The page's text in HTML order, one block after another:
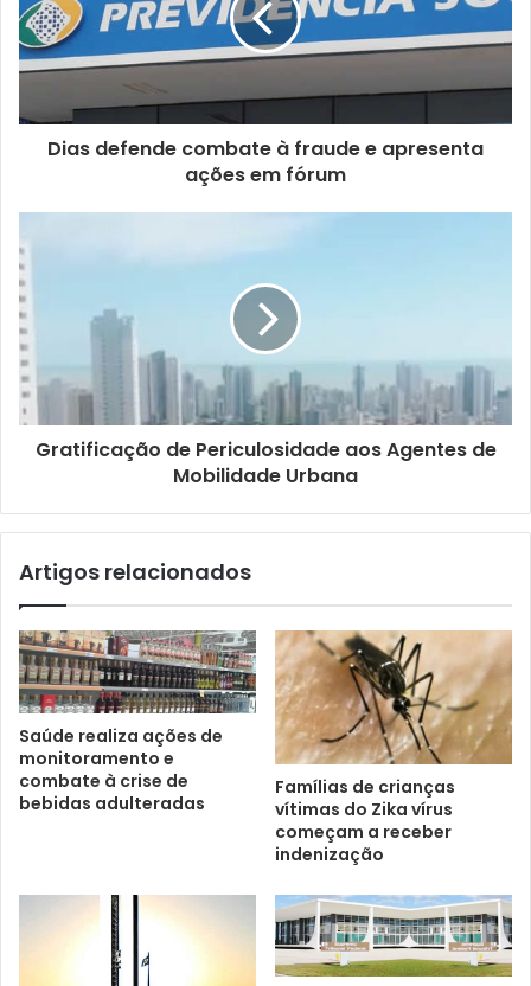
n
d
e
e
e
m
a
i
l
Dias defende combate à fraude e apresenta
ações em fórum
Gratificação de Periculosidade aos Agentes de
Mobilidade Urbana
Artigos relacionados
Saúde realiza ações de
monitoramento e
combate à crise de
bebidas adulteradas
Famílias de crianças
vítimas do Zika vírus
começam a receber
indenização